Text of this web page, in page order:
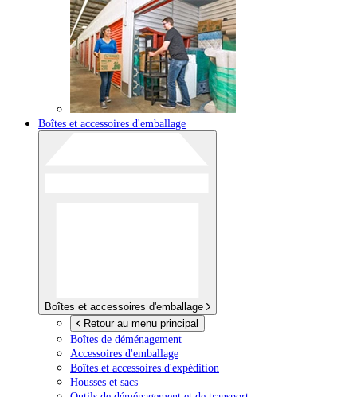
Boîtes et accessoires d'emballage
Boîtes et accessoires d'emballage
Retour au menu principal
Boîtes de déménagement
Accessoires d'emballage
Boîtes et accessoires d'expédition
Housses et sacs